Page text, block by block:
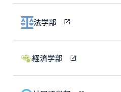
法学部
経済学部